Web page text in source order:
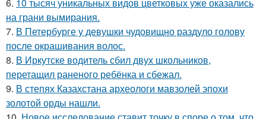
на грани вымирания.
7. В Петербурге у девушки чудовищно раздуло голову
после окрашивания волос.
8. В Иркутске водитель сбил двух школьников,
перетащил раненого ребёнка и сбежал.
9. В степях Казахстана археологи мавзолей эпохи
золотой орды нашли.